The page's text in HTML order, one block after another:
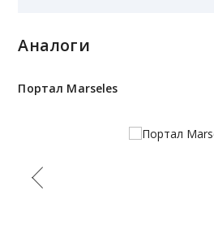
Аналоги
Портал Marseles